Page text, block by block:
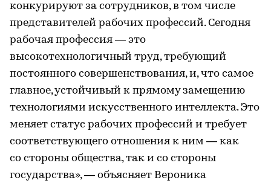
конкурируют за сотрудников, в том числе
представителей рабочих профессий. Сегодня
рабочая профессия — это
высокотехнологичный труд, требующий
постоянного совершенствования, и, что самое
главное, устойчивый к прямому замещению
технологиями искусственного интеллекта. Это
меняет статус рабочих профессий и требует
соответствующего отношения к ним — как
со стороны общества, так и со стороны
государства», — объясняет Вероника